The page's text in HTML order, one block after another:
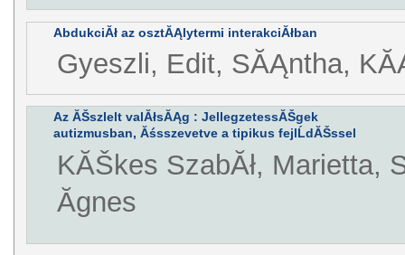
AbdukciĂł az osztĂĄlytermi interakciĂłban
Gyeszli, Edit, SĂĄntha,
Az ĂŠszlelt valĂłsĂĄg : JellegzetessĂŠgek
autizmusban, Ăśsszevetve a tipikus fejlĹdĂŠssel
KĂŠkes SzabĂł, Marietta,
Ăgnes